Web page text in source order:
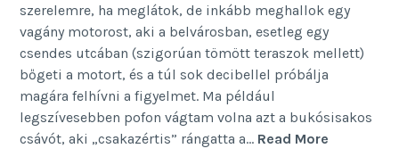
szerelemre, ha meglátok, de inkább meghallok egy
vagány motorost, aki a belvárosban, esetleg egy
csendes utcában (szigorúan tömött teraszok mellett)
bőgeti a motort, és a túl sok decibellel próbálja
magára felhívni a figyelmet. Ma például
legszívesebben pofon vágtam volna azt a bukósisakos
csávót, aki „csakazértis” rángatta a… Read More